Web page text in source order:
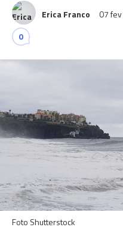
Erica Franco 07
0
Foto Shutterstock